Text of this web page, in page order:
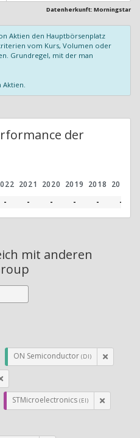
Datenherkunft: Morningstar
Aktien den Hauptbörsenplatz
vom Kurs, Volumen oder
Grundregel, mit der man
der
2021 2020 2019 2018 2017
- - - - - -
mit anderen
ON Semiconductor (DI)
STMicroelectronics (EI)